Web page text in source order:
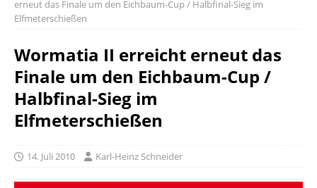
erneut das Finale um den Eichbaum-Cup / Halbfinal-Sieg im
Elfmeterschießen
Wormatia II erreicht erneut das
Finale um den Eichbaum-Cup /
Halbfinal-Sieg im
Elfmeterschießen
14. Juli 2010 Karl-Heinz Schneider